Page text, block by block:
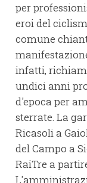
per
eroi del
comune
infatti,
undici anni
d'epoca per
sterrate. La
Ricasoli a
del Campo a
RaiTre a